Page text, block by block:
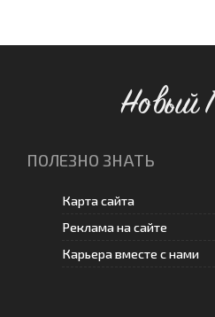
Новый
ПОЛЕЗНО ЗНАТЬ
Карта сайта
Реклама на сайте
Карьера вместе с нами